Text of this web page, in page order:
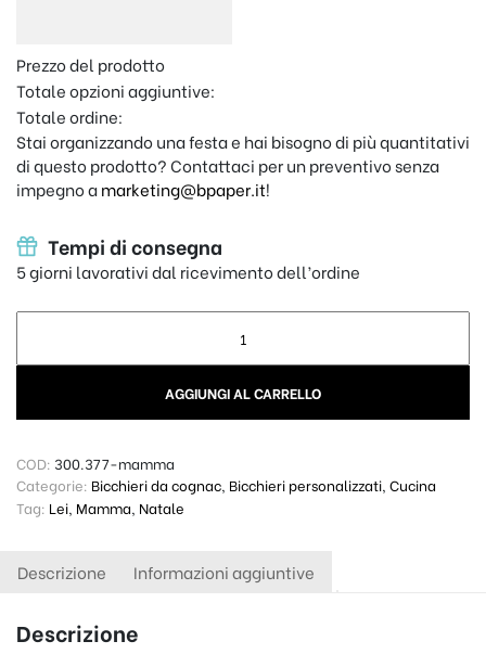
Prezzo del prodotto
Totale opzioni aggiuntive:
Totale ordine:
Stai organizzando una festa e hai bisogno di più quantitativi
di questo prodotto? Contattaci per un preventivo senza
impegno amarketing@bpaper.it!
Tempi di consegna
5 giorni lavorativi dal ricevimento dell’ordine
AGGIUNGI AL CARRELLO
COD: 300.377-mamma
Categorie: Bicchieri da cognac, Bicchieri personalizzati, Cucina
Tag: Lei Mamma Natale
Descrizione Informazioni aggiuntive
Descrizione